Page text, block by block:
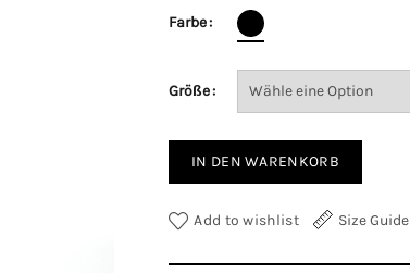
Farbe
Größe
IN DEN WARENKORB
Add to wishlist Size Guide